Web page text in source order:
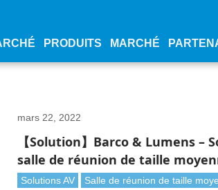
PRODUITS MARCHÉ
mars 22, 2022
【Solution】Barco & Lumens –
salle de réunion de taille
entreprises
Solutions AV Salle de réunion de taille